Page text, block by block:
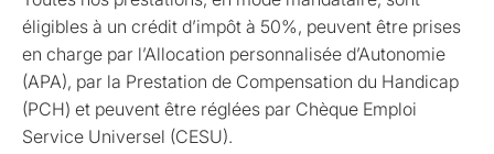
éligibles à un crédit d’impôt à 50%, peuvent être prises
en charge par l’Allocation personnalisée d’Autonomie
(APA), par la Prestation de Compensation du Handicap
(PCH) et peuvent être réglées par Chèque Emploi
Service Universel (CESU).